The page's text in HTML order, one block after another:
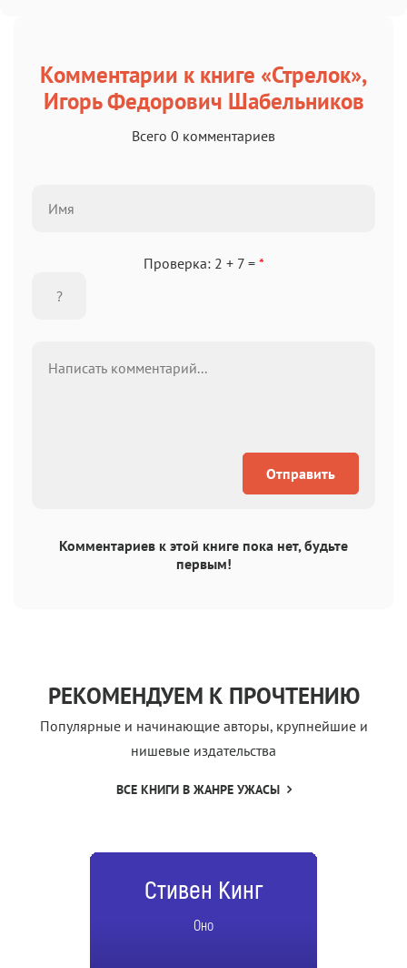
Комментарии к книге «Стрелок»,
Игорь Федорович Шабельников
Всего 0 комментариев
Проверка: 2 + 7 = *
Отправить
Комментариев к этой книге пока нет, будьте
первым!
РЕКОМЕНДУЕМ К ПРОЧТЕНИЮ
Популярные и начинающие авторы, крупнейшие и
нишевые издательства
ВСЕ КНИГИ В ЖАНРЕ УЖАСЫ
Стивен Кинг
Оно